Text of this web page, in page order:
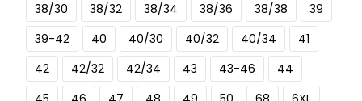
38/30
38/32 38/34 38/36 38/38
39
39-42
40 40/30 40/32 40/34
41
42
42/32 42/34 43 43-46
44